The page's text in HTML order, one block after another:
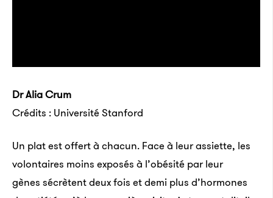
Dr Alia Crum
Crédits : Université Stanford
Un plat est offert à chacun. Face à leur assiette, les
volontaires moins exposés à l’obésité par leur
gènes sécrètent deux fois et demi plus d’hormones